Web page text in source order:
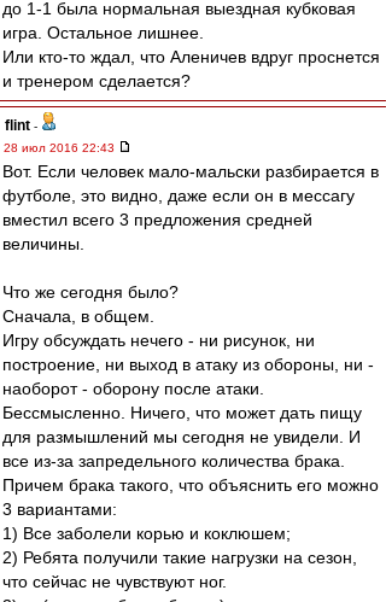
до 1-1 была нормальная выездная кубковая
игра. Остальное лишнее.
Или кто-то ждал, что Аленичев вдруг проснется
и тренером сделается?
flint -
28 июл 2016 22:43
Вот. Если человек мало-мальски разбирается в
футболе, это видно, даже если он в мессагу
вместил всего 3 предложения средней
величины.
Что же сегодня было?
Сначала, в общем.
Игру обсуждать нечего - ни рисунок, ни
построение, ни выход в атаку из обороны, ни -
наоборот - оборону после атаки.
Бессмысленно. Ничего, что может дать пищу
для размышлений мы сегодня не увидели. И
все из-за запредельного количества брака.
Причем брака такого, что объяснить его можно
3 вариантами:
1) Все заболели корью и коклюшем;
2) Ребята получили такие нагрузки на сезон,
что сейчас не чувствуют ног.